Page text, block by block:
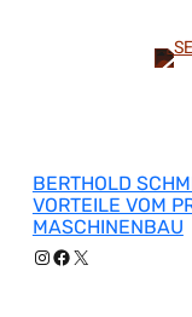
BERTHOLD
VORTEILE VOM
MASCHINENBAU
Instagram
Facebook
X